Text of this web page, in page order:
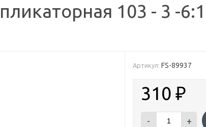
103 - 3 -
Артикул: FS-89937
310₽
- +